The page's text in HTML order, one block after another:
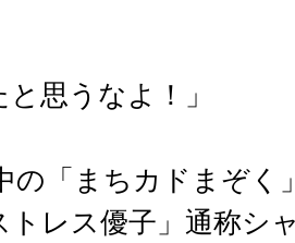
と思うなよ！」
の「まちカドまぞく
トレス優子」通称シ